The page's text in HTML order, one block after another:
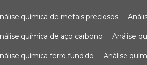
análise química de metais preciosos
análise química de aço carbono análise
análise química ferro fundido análise